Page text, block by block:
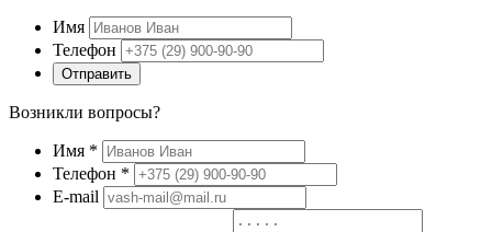
Имя
Телефон
Отправить
Возникли вопросы?
Имя *
Телефон *
E-mail